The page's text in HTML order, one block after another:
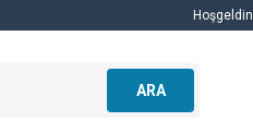
ARA